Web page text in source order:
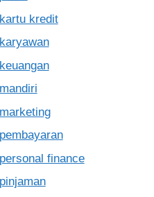
kartu kredit
karyawan
keuangan
mandiri
marketing
pembayaran
personal finance
pinjaman